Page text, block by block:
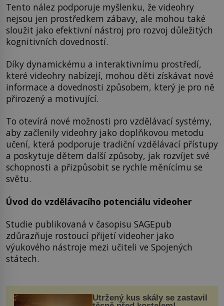
Tento nález podporuje myšlenku, že videohry
nejsou jen prostředkem zábavy, ale mohou také
sloužit jako efektivní nástroj pro rozvoj důležitých
kognitivních dovedností.
Díky dynamickému a interaktivnímu prostředí,
které videohry nabízejí, mohou děti získávat nové
informace a dovednosti způsobem, který je pro ně
přirozený a motivující.
To otevírá nové možnosti pro vzdělávací systémy,
aby začlenily videohry jako doplňkovou metodu
učení, která podporuje tradiční vzdělávací přístupy
a poskytuje dětem další způsoby, jak rozvíjet své
schopnosti a přizpůsobit se rychle měnícímu se
světu.
Úvod do vzdělávacího potenciálu videoher
Studie publikovaná v časopisu SAGEpub
zdůrazňuje rostoucí přijetí videoher jako
výukového nástroje mezi učiteli ve Spojených
státech.
Utržený kus skály se zastavil